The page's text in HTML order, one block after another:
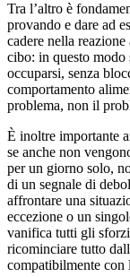
Tra l’altro è
provando e dare ad
cadere nella
cibo: in questo
occuparsi, senza
comportamento
problema, non il
È inoltre importante
se anche non
per un giorno solo,
di un segnale di
affrontare una
eccezione o un
vanifica tutti gli
ricominciare tutto
compatibilmente